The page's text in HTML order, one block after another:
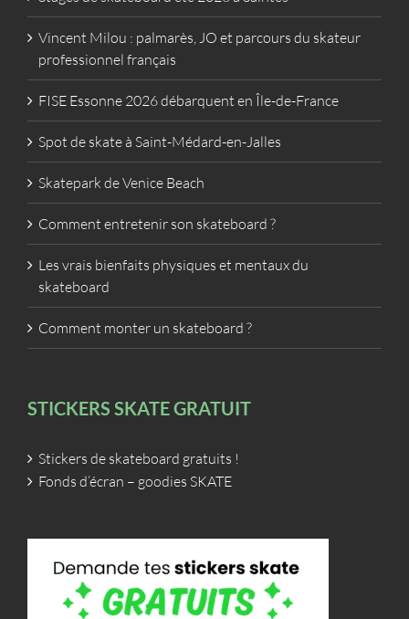
Vincent Milou : palmarès, JO et parcours du skateur
professionnel français
FISE Essonne 2026 débarquent en Île-de-France
Spot de skate à Saint-Médard-en-Jalles
Skatepark de Venice Beach
Comment entretenir son skateboard ?
Les vrais bienfaits physiques et mentaux du
skateboard
Comment monter un skateboard ?
STICKERS SKATE GRATUIT
Stickers de skateboard gratuits !
Fonds d’écran – goodies SKATE